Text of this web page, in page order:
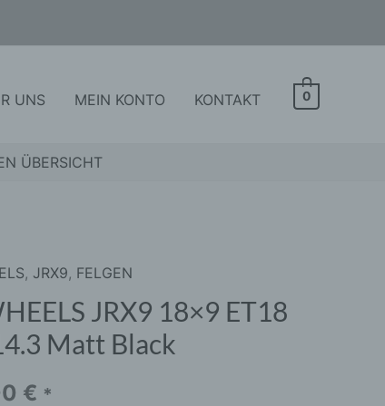
UNS MEIN KONTO KONTAKT 0
ÜBERSICHT
, JRX9, FELGEN
JRX9 18×9 ET18
Matt Black
€ *